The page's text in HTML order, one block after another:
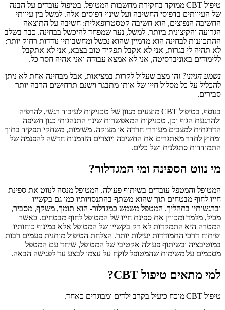
טיפול CBT ממוקד בחקירת מחשבות המטופל. בטיפול עובדים על הבנה
של העיוותים בדפוסי החשיבה ועל שינוי דפוסים אלה. למשל בין עיוותי
החשיבה הנפוצים, הוא חשיבה קטסטרופאלית: חשיבה על התוצאה
הגרועה והקיצונית ביותר. למשל, נער שמפחד להיכשל בבחינה. כבר בשלב
ההתכוננות לבחינה הוא מדמיין שהוא נכשל ומחשבותיו נודדות רחוק יותר:
לא תהיה לי בגרות, אני לא אקבל תפקיד טוב בצבא, אני לא אתקבל
ללימודים באוניברסיטה, אני לא אמצא עבודה ואני אהיה חסר כל.
נשמע הגיוני? זהו מצב שעלול לקרות במציאות, אבל מבחינה אחת לא ניתן
להכליל על כל מסלול חייו של אותו מתבגר וישנם תרחישים הרבה יותר
סבירים.
בנוסף, בטיפול CBT מוצעים מגוון של טכניקות לעיבוד רגשי, להרפיה
ולהרגעת הגוף וכן, טכניקות המאפשרות שינוי התנהגותי כגון חשיפה
הדרגתית למצבים מעוררי חרדה או מצוקה. משימות, משחקי תפקיד בתוך
ומחוץ לחדר מאתגרים את החשיבה ויוצרים הזדמנות חדשה להפנמה של
התמודדות סתגלנית ושל כלים.
מי נווט הספינה ומי המגדלור?
המטופל והמטפל עובדים בשיתוף פעולה. המטופל מנסה לנווט את ספינת
חייו לחוף מבטחים תוך שהוא משתף בהתנסויותיו כמו גם בקשייו
וברגשותיו בתהליך. המטפל משמש כמגדלור- הוא תומך, משקף, מסביר,
מכיל, מלמד ומכווין את ספינת חייו של המטופל לחוף מבטחים. כאשר
המטרה היא התמקדות לא רק בקשייו של המטופל אלא במינוף כוחותיו
ופיתוח דרכי התמודדות יעילות יותר. הצלחת הטיפול מותנית פעמים רבות
במוטיבציה ובשיתוף פעולה אקטיבי של המטופל, שיחד עם המטפל
מסכמים על משימות שהמטופל לוקח על עצמו לבצע עד לפגישה הבאה.
למי מתאים טיפול CBT?
טיפול CBT מוכח כיעיל בקרב ילדים ומבוגרים כאחד.